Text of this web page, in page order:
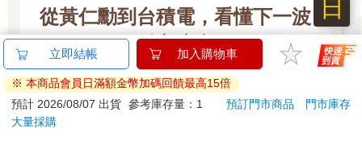
麼N字開頭的名詞，我想要了解一下那到底是個什麼東西，但是
現在想查卻記不起名字來，你能告訴我一下嗎？」當我告訴他說
是不是NFT（Non-Fungible Token，非同質化代幣）的時候，他不
只開心地向我道謝，還說他一定要記住。
話說他又該怎麼記住呢？因為在我的腦袋當中，從來沒有背誦過
NFT這三個英文字，我們怎麼能夠有著相同的對話邏輯？
記得在台積電工作的時候，工廠裡面常常會把PDCA四個字掛在
從黃仁勳到台積電，看懂下一波
財富浪潮
股市正在進入一個更關鍵的階段：不只是上漲，
而是結構性行情全面加速。AI、半導體、雲端運
算與高階製造，正成為資金長期追逐的主軸，推
動全球科技基礎建設持續升級。尤其台灣憑藉晶
立即結帳 加入購物車
※ 本商品會員日滿額金幣加碼回饋最高15倍
預計 2026/08/07 出貨 參考庫存量：1 預訂門市商品
門市庫存
大量採購